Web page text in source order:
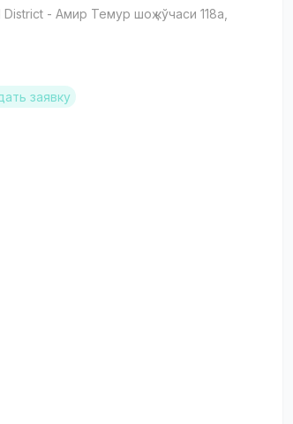
District - Амир Темур шоҳ кўчаси 118a,
заявку